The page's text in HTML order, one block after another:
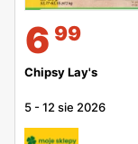
6 99
Chipsy Lay's
5 -12 sie 2026